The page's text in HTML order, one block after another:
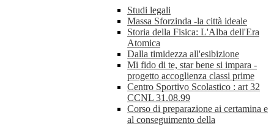
Studi legali
Massa Sforzinda -la città ideale
Storia della Fisica: L'Alba dell'Era
Atomica
Dalla timidezza all'esibizione
Mi fido di te, star bene si impara -
progetto accoglienza classi prime
Centro Sportivo Scolastico : art 32
CCNL 31.08.99
Corso di preparazione ai certamina e
al conseguimento della